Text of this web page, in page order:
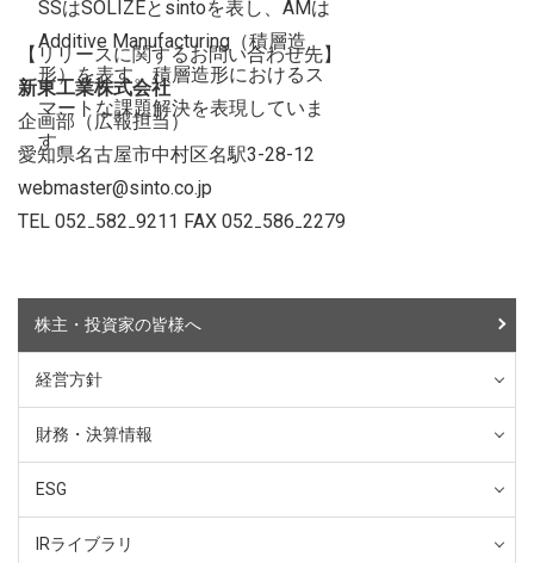
SSはSOLIZEとsintoを表し、AMは
Additive Manufacturing（積層造
形）を表す。積層造形におけるス
マートな課題解決を表現していま
す。
【リリースに関するお問い合わせ先】
新東工業株式会社
企画部（広報担当）
愛知県名古屋市中村区名駅3-28-12
webmaster@sinto.co.jp
TEL 052₋582₋9211 FAX 052₋586₋2279
株主・投資家の皆様へ
経営方針
財務・決算情報
ESG
IRライブラリ